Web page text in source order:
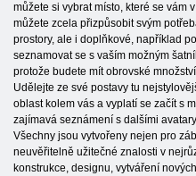
můžete si vybrat místo, které se vám
můžete zcela přizpůsobit svým
prostory, ale i doplňkové, například
seznamovat se s vaším možným
protože budete mít obrovské
Udělejte ze své postavy tu
oblast kolem vás a vyplatí se začít s
zajímavá seznámení s dalšími
Všechny jsou vytvořeny nejen pro
neuvěřitelně užitečné znalosti v
konstrukce, designu, vytváření